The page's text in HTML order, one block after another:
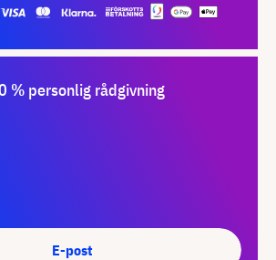
% personlig rådgivning
E-post